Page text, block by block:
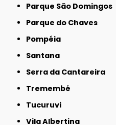
Parque São Domingos
Parque do Chaves
Pompéia
Santana
Serra da Cantareira
Tremembé
Tucuruvi
Vila Albertina